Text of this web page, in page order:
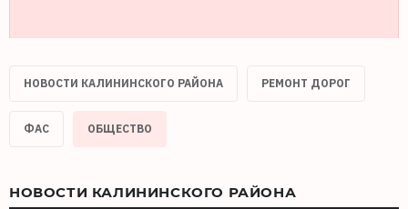
НОВОСТИ КАЛИНИНСКОГО РАЙОНА РЕМОНТ ДОРОГ
ФАС ОБЩЕСТВО
НОВОСТИ КАЛИНИНСКОГО РАЙОНА